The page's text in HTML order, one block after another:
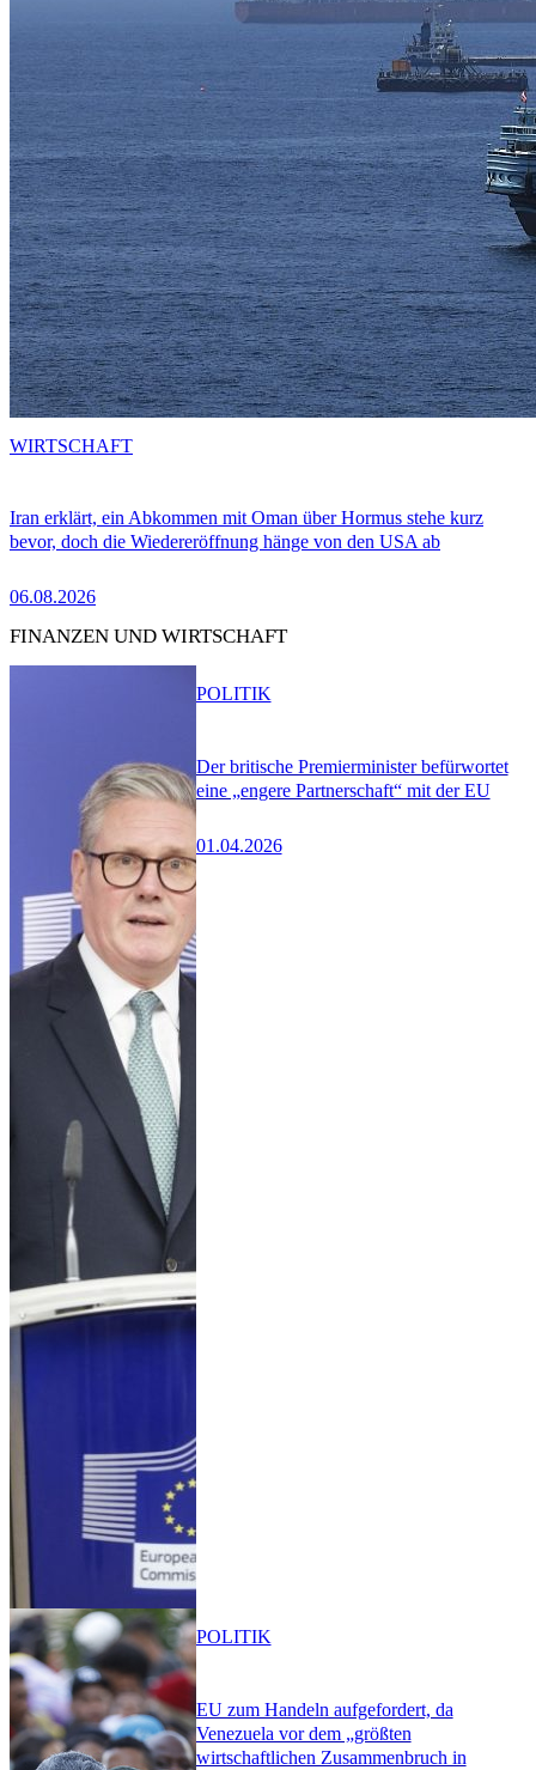
Iran erklärt, ein Abkommen mit Oman über Hormus stehe kurz
bevor, doch die Wiedereröffnung hänge von den USA ab
06.08.2026
WIRTSCHAFT
FINANZEN UND WIRTSCHAFT
Der britische Premierminister befürwortet
eine „engere Partnerschaft“ mit der EU
01.04.2026
POLITIK
EU zum Handeln aufgefordert, da
Venezuela vor dem „größten
wirtschaftlichen Zusammenbruch in
POLITIK